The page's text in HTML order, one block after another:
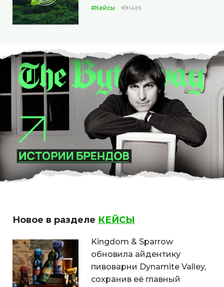
#Кейсы 1489
Новое в разделе КЕЙСЫ
Kingdom & Sparrow
обновила айдентику
пивоварни Dynamite Valley,
сохранив её главный